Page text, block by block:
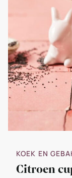
KOEK EN
Citroen